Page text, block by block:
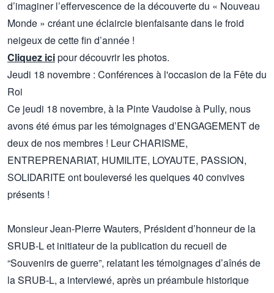
d’imaginer l’effervescence de la découverte du « Nouveau
Monde » créant une éclaircie bienfaisante dans le froid
neigeux de cette fin d’année !
Cliquez icipour découvrir les photos.
Jeudi 18 novembre : Conférences à l'occasion de la Fête du
Roi
Ce jeudi 18 novembre, à la Pinte Vaudoise à Pully, nous
avons été émus par les témoignages d’ENGAGEMENT de
deux de nos membres ! Leur CHARISME,
ENTREPRENARIAT, HUMILITE, LOYAUTE, PASSION,
SOLIDARITE ont bouleversé les quelques 40 convives
présents !
Monsieur Jean-Pierre Wauters, Président d’honneur de la
SRUB-L et initiateur de la publication du recueil de
“Souvenirs de guerre”, relatant les témoignages d’aînés de
la SRUB-L, a interviewé, après un préambule historique